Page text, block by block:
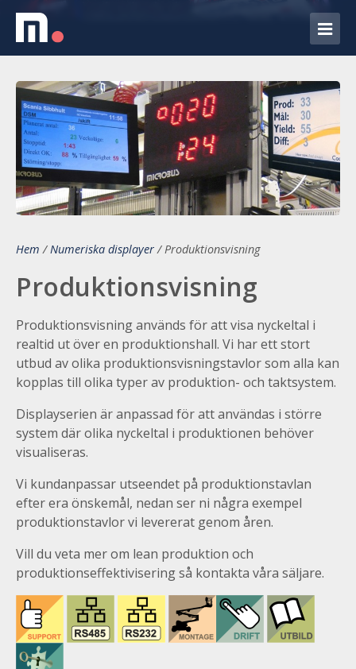
Hem / Numeriska displayer / Produktionsvisning
Produktionsvisning
Produktionsvisning används för att visa nyckeltal i
realtid ut över en produktionshall. Vi har ett stort
utbud av olika produktionsvisningstavlor som alla kan
kopplas till olika typer av produktion- och taktsystem.
Displayserien är anpassad för att användas i större
system där olika nyckeltal i produktionen behöver
visualiseras.
Vi kundanpassar utseendet på produktionstavlan
efter era önskemål, nedan ser ni några exempel
produktionstavlor vi levererat genom åren.
Vill du veta mer om lean produktion och
produktionseffektivisering så kontakta våra säljare.